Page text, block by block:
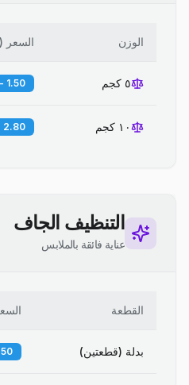
الوزن السعر (
٥ كجم 1.50 - 2.00 OMR
١٠ كجم 2.80 - 3.50 OMR
التنظيف الجاف
عناية فائقة بالملابس
القطعة
بدلة (قطعتين) OMR